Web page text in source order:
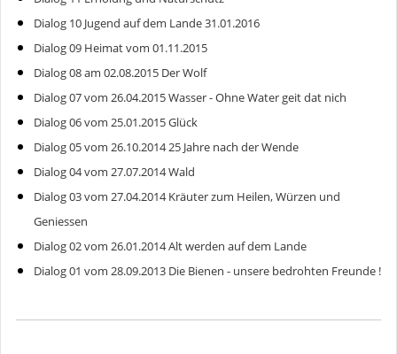
Dialog 10 Jugend auf dem Lande 31.01.2016
Dialog 09 Heimat vom 01.11.2015
Dialog 08 am 02.08.2015 Der Wolf
Dialog 07 vom 26.04.2015 Wasser - Ohne Water geit dat nich
Dialog 06 vom 25.01.2015 Glück
Dialog 05 vom 26.10.2014 25 Jahre nach der Wende
Dialog 04 vom 27.07.2014 Wald
Dialog 03 vom 27.04.2014 Kräuter zum Heilen, Würzen und
Geniessen
Dialog 02 vom 26.01.2014 Alt werden auf dem Lande
Dialog 01 vom 28.09.2013 Die Bienen - unsere bedrohten Freunde !